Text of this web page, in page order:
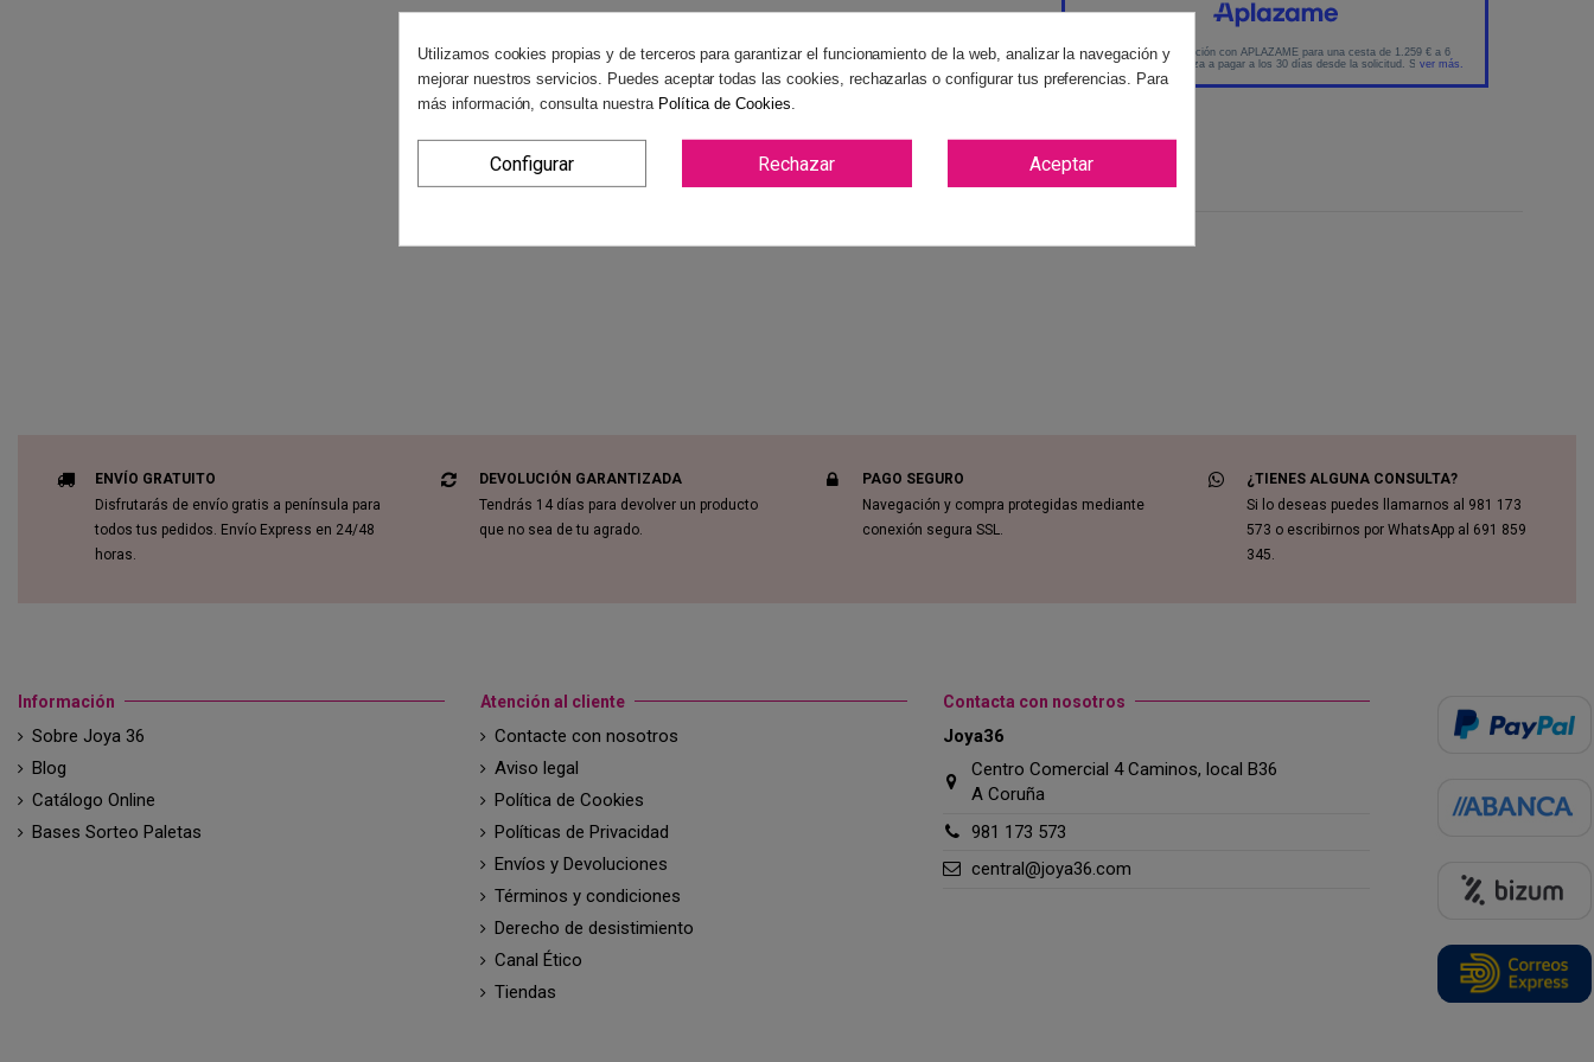
ENVÍO GRATUITO
Disfrutarás de envío gratis a península para
todos tus pedidos. Envío Express en 24/48
horas.
DEVOLUCIÓN GARANTIZADA
Tendrás 14 días para devolver un producto
que no sea de tu agrado.
PAGO SEGURO
Navegación y compra protegidas mediante
conexión segura SSL.
¿TIENES ALGUNA CONSULTA?
Si lo deseas puedes llamarnos al 981 173
573 o escribirnos por WhatsApp al 691 859
345.
Información
Sobre Joya 36
Blog
Catálogo Online
Bases Sorteo Paletas
Atención al cliente
Contacte con nosotros
Aviso legal
Política de Cookies
Políticas de Privacidad
Envíos y Devoluciones
Términos y condiciones
Derecho de desistimiento
Canal Ético
Tiendas
Contacta con nosotros
Joya36
Centro Comercial 4 Caminos, local B36
A Coruña
981 173 573
central@joya36.com
Utilizamos cookies propias y de terceros para garantizar el funcionamiento de la web, analizar la navegación y
mejorar nuestros servicios. Puedes aceptar todas las cookies, rechazarlas o configurar tus preferencias. Para
más información, consulta nuestra Política de Cookies
Configurar Rechazar Aceptar